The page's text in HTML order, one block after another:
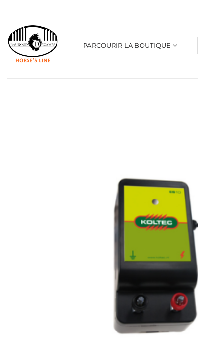
contenu
PARCOURIR LA BOUTIQUE